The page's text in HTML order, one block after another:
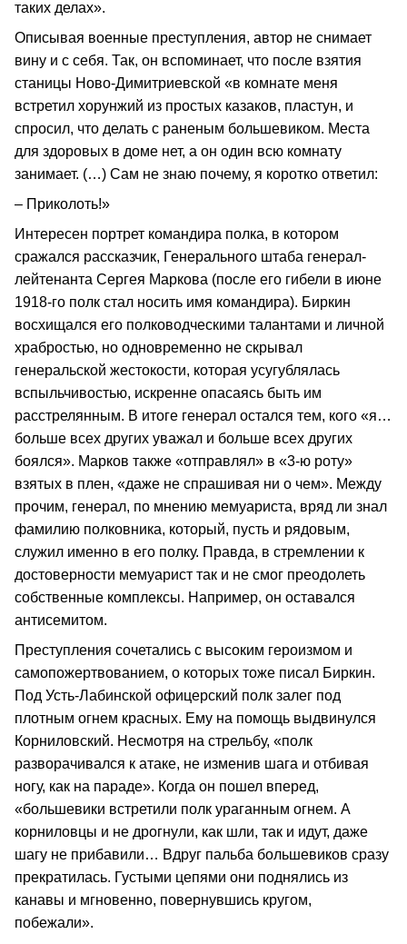
таких делах».
Описывая военные преступления, автор не снимает
вину и с себя. Так, он вспоминает, что после взятия
станицы Ново-Димитриевской «в комнате меня
встретил хорунжий из простых казаков, пластун, и
спросил, что делать с раненым большевиком. Места
для здоровых в доме нет, а он один всю комнату
занимает. (…) Сам не знаю почему, я коротко ответил:
– Приколоть!»
Интересен портрет командира полка, в котором
сражался рассказчик, Генерального штаба генерал-
лейтенанта Сергея Маркова (после его гибели в июне
1918-го полк стал носить имя командира). Биркин
восхищался его полководческими талантами и личной
храбростью, но одновременно не скрывал
генеральской жестокости, которая усугублялась
вспыльчивостью, искренне опасаясь быть им
расстрелянным. В итоге генерал остался тем, кого «я…
больше всех других уважал и больше всех других
боялся». Марков также «отправлял» в «3-ю роту»
взятых в плен, «даже не спрашивая ни о чем». Между
прочим, генерал, по мнению мемуариста, вряд ли знал
фамилию полковника, который, пусть и рядовым,
служил именно в его полку. Правда, в стремлении к
достоверности мемуарист так и не смог преодолеть
собственные комплексы. Например, он оставался
антисемитом.
Преступления сочетались с высоким героизмом и
самопожертвованием, о которых тоже писал Биркин.
Под Усть-Лабинской офицерский полк залег под
плотным огнем красных. Ему на помощь выдвинулся
Корниловский. Несмотря на стрельбу, «полк
разворачивался к атаке, не изменив шага и отбивая
ногу, как на параде». Когда он пошел вперед,
«большевики встретили полк ураганным огнем. А
корниловцы и не дрогнули, как шли, так и идут, даже
шагу не прибавили… Вдруг пальба большевиков сразу
прекратилась. Густыми цепями они поднялись из
канавы и мгновенно, повернувшись кругом,
побежали».